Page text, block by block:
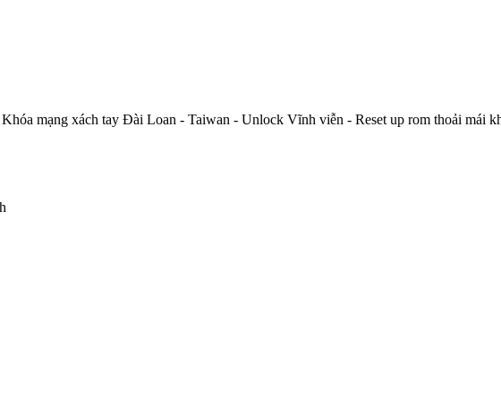
mạng xách tay Đài Loan - Taiwan - Unlock Vĩnh viễn - Reset up rom thoải mái